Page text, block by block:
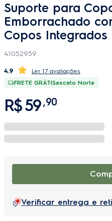
Suporte para
Emborrachado
Copos Integrados
41052959
4.9
17 avaliações
FRETE GRÁTISexceto Norte
R$59,90
Verificar entrega e